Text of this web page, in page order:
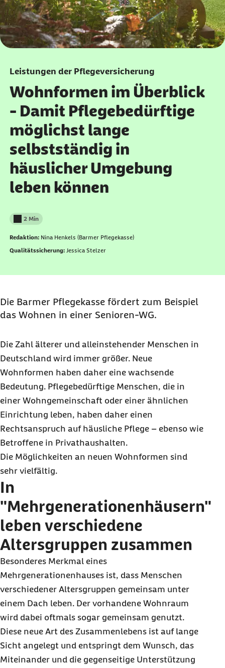
Leistungen der Pflegeversicherung
Wohnformen im Überblick
- Damit Pflegebedürftige
möglichst lange
selbstständig in
häuslicher Umgebung
leben können
Lesedauer weniger als
2 Min
Redaktion: Nina Henkels (Barmer Pflegekasse)
Qualitätssicherung: Jessica Stelzer
Die Barmer Pflegekasse fördert zum Beispiel
das Wohnen in einer Senioren-WG.
Die Zahl älterer und alleinstehender Menschen in
Deutschland wird immer größer. Neue
Wohnformen haben daher eine wachsende
Bedeutung. Pflegebedürftige Menschen, die in
einer Wohngemeinschaft oder einer ähnlichen
Einrichtung leben, haben daher einen
Rechtsanspruch auf häusliche Pflege – ebenso wie
Betroffene in Privathaushalten.
Die Möglichkeiten an neuen Wohnformen sind
sehr vielfältig.
In
"Mehrgenerationenhäusern"
leben verschiedene
Altersgruppen zusammen
Besonderes Merkmal eines
Mehrgenerationenhauses ist, dass Menschen
verschiedener Altersgruppen gemeinsam unter
einem Dach leben. Der vorhandene Wohnraum
wird dabei oftmals sogar gemeinsam genutzt.
Diese neue Art des Zusammenlebens ist auf lange
Sicht angelegt und entspringt dem Wunsch, das
Miteinander und die gegenseitige Unterstützung